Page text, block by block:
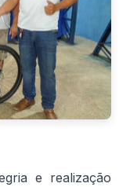
e realização